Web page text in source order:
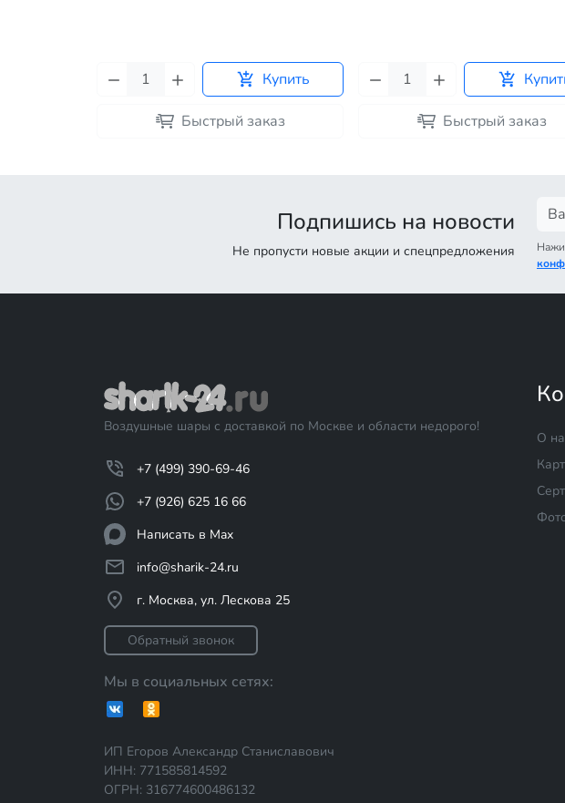
Купить
Быстрый заказ Быстрый заказ
Подпишись на новости
Не пропусти новые акции и спецпредложения
Воздушные шары с доставкой по Москве и области недорого!
+7 (499) 390-69-46
+7 (926) 625 16 66
Написать в Max
info@sharik-24.ru
г. Москва, ул. Лескова 25
Обратный звонок
Мы в социальных сетях:
ИП Егоров Александр Станиславович
ИНН: 771585814592
ОГРН: 316774600486132
О